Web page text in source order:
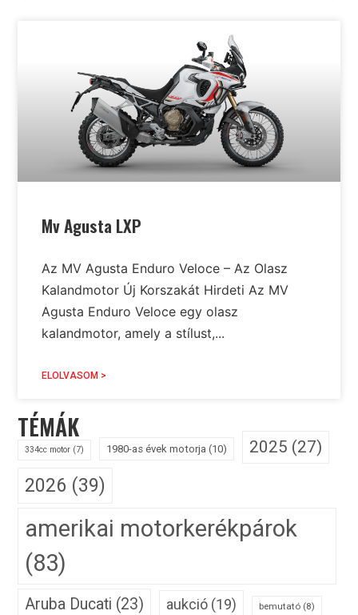
Mv Agusta LXP
Az MV Agusta Enduro Veloce – Az Olasz
Kalandmotor Új Korszakát Hirdeti Az MV
Agusta Enduro Veloce egy olasz
kalandmotor, amely a stílust,...
ELOLVASOM >
TÉMÁK
334cc motor (7) 1980-as évek motorja (10) 2025 (27)
2026 (39)
amerikai motorkerékpárok
(83)
Aruba Ducati (23) aukció (19) bemutató (8)